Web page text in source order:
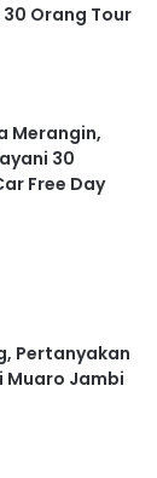
Orang Tour
Merangin,
30
Free Day
Pertanyakan
Muaro Jambi